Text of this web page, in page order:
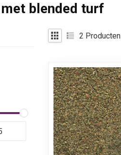
blended turf
2 Producten